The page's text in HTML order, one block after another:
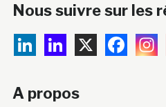
Nous suivre sur les
A propos